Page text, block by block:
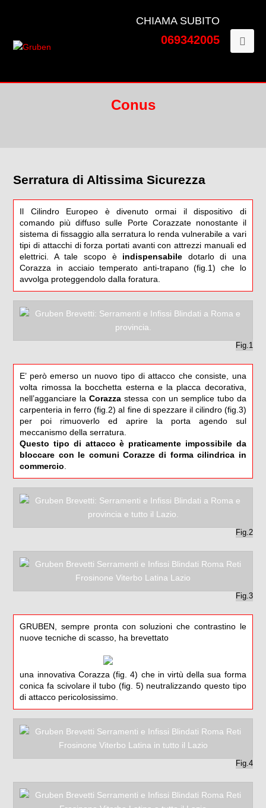
CHIAMA SUBITO
069342005
Conus
Serratura di Altissima Sicurezza
Il Cilindro Europeo è divenuto ormai il dispositivo di
comando più diffuso sulle Porte Corazzate nonostante il
sistema di fissaggio alla serratura lo renda vulnerabile a vari
tipi di attacchi di forza portati avanti con attrezzi manuali ed
elettrici. A tale scopo è indispensabile dotarlo di una
Corazza in acciaio temperato anti-trapano (fig.1) che lo
avvolga proteggendolo dalla foratura.
Fig.1
E’ però emerso un nuovo tipo di attacco che consiste, una
volta rimossa la bocchetta esterna e la placca decorativa,
nell’agganciare laCorazza stessa con un semplice tubo da
carpenteria in ferro (fig.2) al fine di spezzare il cilindro (fig.3)
per poi rimuoverlo ed aprire la porta agendo sul
meccanismo della serratura.
Questo tipo di attacco è praticamente impossibile da
bloccare con le comuni Corazze di forma cilindrica in
commercio
Fig.2
Fig.3
GRUBEN, sempre pronta con soluzioni che contrastino le
nuove tecniche di scasso, ha brevettato
una innovativa Corazza (fig. 4) che in virtù della sua forma
conica fa scivolare il tubo (fig. 5) neutralizzando questo tipo
di attacco pericolosissimo.
Fig.4